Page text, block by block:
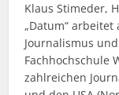
Klaus Stimeder,
„Datum“
Journalismus
Fachhochschule
zahlreichen